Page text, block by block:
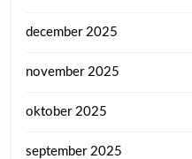
december 2025
november 2025
oktober 2025
september 2025